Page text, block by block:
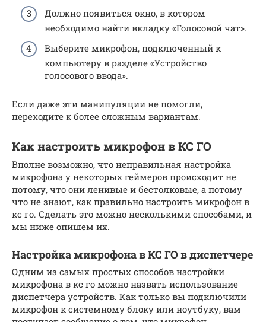
Должно появиться окно, в котором
необходимо найти вкладку «Голосовой чат».
Выберите микрофон, подключенный к
компьютеру в разделе «Устройство
голосового ввода».
Если даже эти манипуляции не помогли,
переходите к более сложным вариантам.
Как настроить микрофон в КС ГО
Вполне возможно, что неправильная настройка
микрофона у некоторых геймеров происходит не
потому, что они ленивые и бестолковые, а потому
что не знают, как правильно настроить микрофон в
кс го. Сделать это можно несколькими способами, и
мы ниже опишем их.
Настройка микрофона в КС ГО в диспетчере
Одним из самых простых способов настройки
микрофона в кс го можно назвать использование
диспетчера устройств. Как только вы подключили
микрофон к системному блоку или ноутбуку, вам